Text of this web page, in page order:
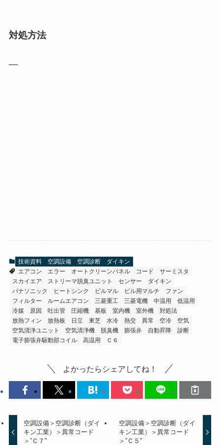
対処方法
―
技術資料 空調設備 空調診断
ダイキン
エアコン
エラー オートクリーンパネル コード
サーミスタ
スカイエア
ストリーマ脱臭ユニット センサー
ダイキン
パナソニック
ヒートシンク ビルマル ビル用マルチ
ファン
フィルター
ルームエアコン 三菱重工 三菱電機 中温用
低温用
冷媒
原因 吐出管 圧縮機 基板 室内機 室外機
対処法
放熱フィン
放熱板 日立 東芝 水冷 熱交 異常 空冷
空気
空気清浄ユニット
空気清浄機 脱臭機 膨張弁 自動昇降
診断
電子膨張弁駆動部コイル
高温用 Ｃ６
よかったらシェアしてね！
空調設備＞空調診断（ダイ
キン工業）＞異常コード
＞”Ｃ７”
空調設備＞空調診断（ダイ
キン工業）＞異常コード
＞”Ｃ５”